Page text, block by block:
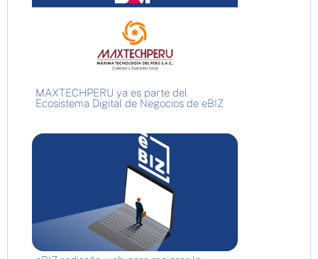
MAXTECHPERU ya es parte del
Ecosistema Digital de Negocios de eBIZ